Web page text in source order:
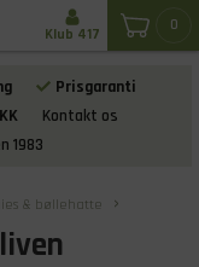
Prisgaranti
Kontakt os
1983
0
Klub 417
& bøllehatte